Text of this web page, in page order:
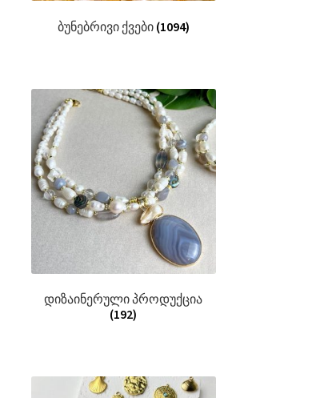
ბუნებრივი ქვები (1094)
დიზაინერული პროდუქცია
(192)